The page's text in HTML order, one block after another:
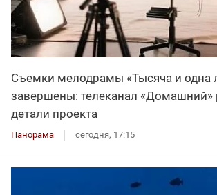
Съемки мелодрамы «Тысяча и одна
завершены: телеканал «Домашний»
детали проекта
Панорама сегодня, 17:15